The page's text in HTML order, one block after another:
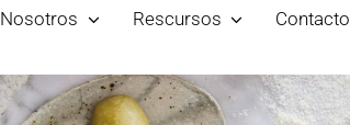
Nosotros Rescursos
Contacto